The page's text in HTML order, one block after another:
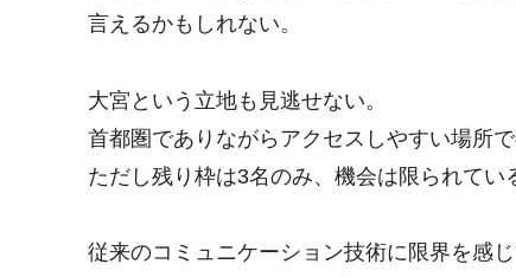
言えるかもしれない。
大宮という立地も見逃せない。
首都圏でありながらアクセスしやすい場所
ただし残り枠は3名のみ、機会は限られてい
従来のコミュニケーション技術に限界を感